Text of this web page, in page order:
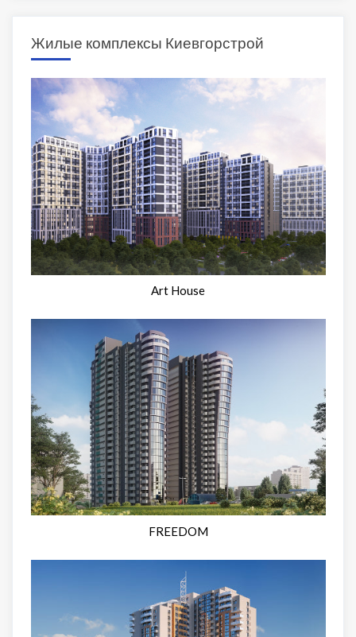
Жилые комплексы Киевгорстрой
Art House
FREEDOM